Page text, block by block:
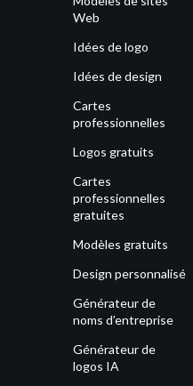
Web
Idées de logo
Idées de design
Cartes
professionnelles
Logos gratuits
Cartes
professionnelles
gratuites
Modèles gratuits
Design personnalisé
Générateur de
noms d’entreprise
Générateur de
logos IA